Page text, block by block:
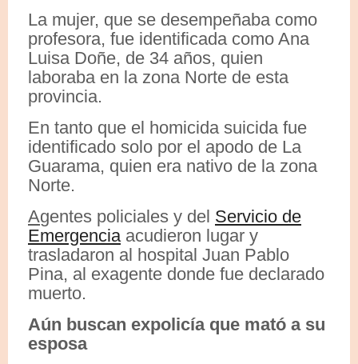
La mujer, que se desempeñaba como
profesora, fue identificada como Ana
Luisa Doñe, de 34 años, quien
laboraba en la zona Norte de esta
provincia.
En tanto que el homicida suicida fue
identificado solo por el apodo de La
Guarama, quien era nativo de la zona
Norte.
Agentes policiales y del Servicio de
Emergenciaacudieron lugar y
trasladaron al hospital Juan Pablo
Pina, al exagente donde fue declarado
muerto.
Aún buscan expolicía que mató a su
esposa